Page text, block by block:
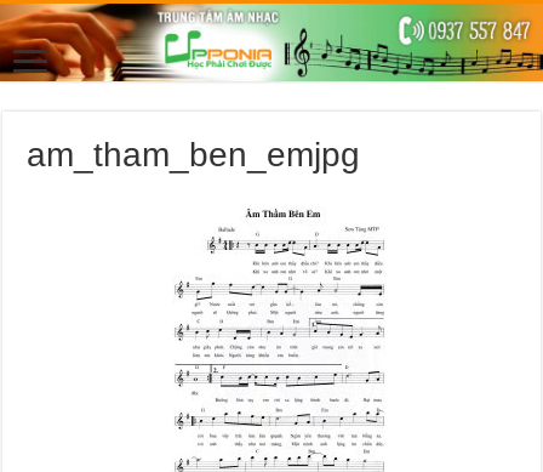
am_tham_ben_emjpg